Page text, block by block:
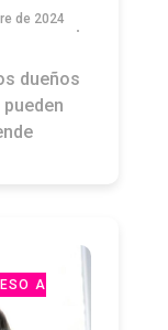
de 2024
dueños
A